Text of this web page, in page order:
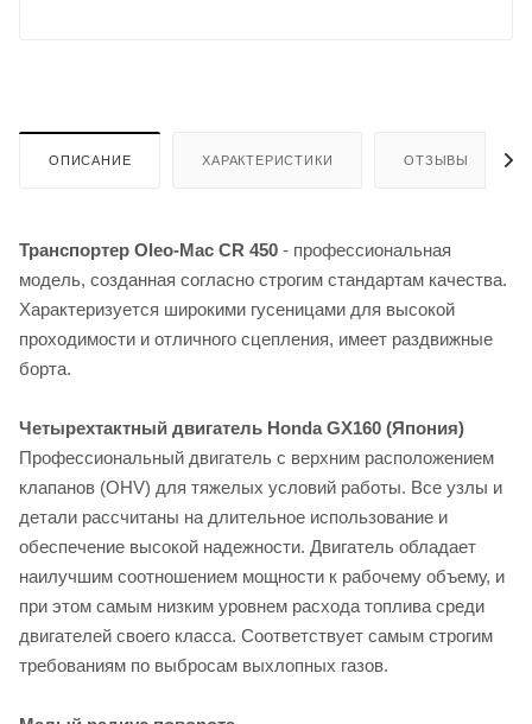
ОПИСАНИЕ ХАРАКТЕРИСТИКИ ОТЗЫВЫ
Транспортер Oleo-Mac CR 450 - профессиональная
модель, созданная согласно строгим стандартам качества.
Характеризуется широкими гусеницами для высокой
проходимости и отличного сцепления, имеет раздвижные
борта.
Четырехтактный двигатель Honda GX160 (Япония)
Профессиональный двигатель с верхним расположением
клапанов (OHV) для тяжелых условий работы. Все узлы и
детали рассчитаны на длительное использование и
обеспечение высокой надежности. Двигатель обладает
наилучшим соотношением мощности к рабочему объему, и
при этом самым низким уровнем расхода топлива среди
двигателей своего класса. Соответствует самым строгим
требованиям по выбросам выхлопных газов.